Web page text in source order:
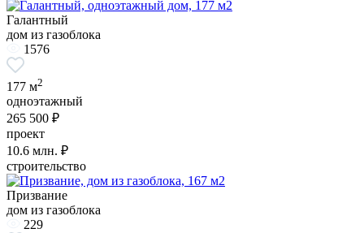
Галантный
дом из газоблока
1576
177 м2
одноэтажный
265 500 ₽
проект
10.6 млн. ₽
строительство
Призвание
дом из газоблока
229